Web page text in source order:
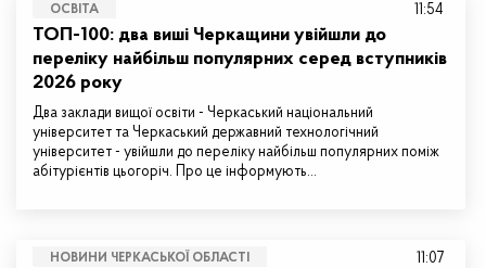
ОСВІТА
ТОП-100: два виші Черкащини увійшли до
переліку найбільш популярних серед вступників
2026 року
Два заклади вищої освіти - Черкаський національний
університет та Черкаський державний технологічний
університет - увійшли до переліку найбільш популярних поміж
абітурієнтів цьогоріч. Про це інформують…
11:54
НОВИНИ ЧЕРКАСЬКОЇ ОБЛАСТІ 11:07